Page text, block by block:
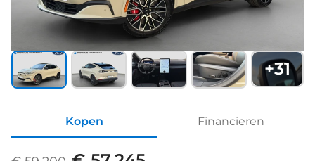
+31
Kopen Financieren